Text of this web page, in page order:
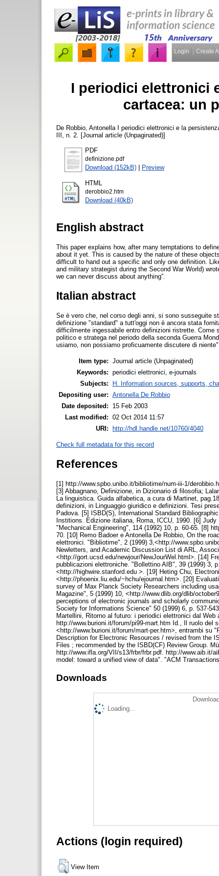
Login Create
I periodici elettronici
cartacea: un
De Robbio, Antonella I periodici elettronici e la
III, n. 2. [Journal article (Unpaginated)]
PDF
definizione.pdf
Download (152kB) | Preview
HTML
derobbio2.htm
Download (40kB)
English abstract
This paper explains how, after many temptations to
about it yet. This is caused by the nature of these
difficult to hand out a specific and only one definition.
and military strategist during the Second War World)
we can never discuss about anything”.
Italian abstract
Se è vero che, nel corso degli anni, si sono susseguite
definizione "standard" a tutt'oggi non è ancora stata
difficilmente ingessabile entro definizioni ristrette.
politico e stratega nel periodo della seconda Guerra
usiamo, non possiamo proficuamente discutere di
Item type: Journal article (Unpaginated)
Keywords: periodici elettronici, e-journals
Subjects:
H. Information sources, supports,
Depositing user: Antonella De Robbio
Date deposited:
15 Feb 2003
Last modified: 02 Oct 2014 11:57
URI:
http://hdl.handle.net/10760/4040
Check full metadata for this record
References
[1] http://www.spbo.unibo.it/bibliotime/num-iii-1/
[3] Abbagnano, Definizione, in Dizionario di filosofia;
La linguistica. Guida alfabetica, a cura di Martinet,
definizioni, in Linguaggio giuridico e definizioni. Tesi
Padova. [5] ISBD(S), International Standard
Institions. Edizione italiana, Roma, ICCU, 1990. [6]
"Mechanical Engineering", 114 (1992) 10, p. 60-65. [8]
70. [10] Remo Badoer e Antonella De Robbio, On the
elettronici. "Bibliotime", 2 (1999) 3,<http://
Newletters, and Academic Discussion List di ARL,
<http://gort.ucsd.edu/newjour/NewJourWel.html>. [14]
pubblicazioni elettroniche. "Bollettino AIB", 39 (1999) 3,
<http://highwire.stanford.edu >. [19] Heting Chu,
<http://phoenix.liu.edu/~hchu/ejournal.htm>. [20]
survey of Max Planck Society Researchers including
Magazine", 5 (1999) 10, <http://www.dlib.org/dlib/
perceptions of electronic journals and scholarly
Society for Informations Science" 50 (1999) 6, p. 537-
Martellini, Ritorno al futuro: i periodici elettronici dal
http://www.burioni.it/forum/pi99-mart.htm Id., Il ruolo del
<http://www.burioni.it/forum/mart-per.htm>, entrambi su
Description for Electronic Resources / revised from the
Files ; recommended by the ISBD(CF) Review Group.
http://www.ifla.org/VII/s13/frbr/frbr.pdf. http://www.aib.it/
model: toward a unified view of data". "ACM
Downloads
Loading...
Actions (login required)
View Item